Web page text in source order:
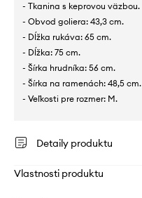
- Tkanina s keprovou väzbou.
- Obvod goliera: 43,3 cm.
- Dĺžka rukáva: 65 cm.
- Dĺžka: 75 cm.
- Šírka hrudníka: 56 cm.
- Šírka na ramenách: 48,5 cm.
- Veľkosti pre rozmer: M.
Detaily produktu
Vlastnosti produktu